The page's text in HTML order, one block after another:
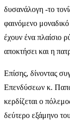
δυσανάλογη -το
φαινόμενο
έχουν ένα πλαίσιο
αποκτήσει και η
Επίσης, δίνοντας
Επενδύσεων κ.
κερδίζεται ο
δεύτερο εξάμηνο